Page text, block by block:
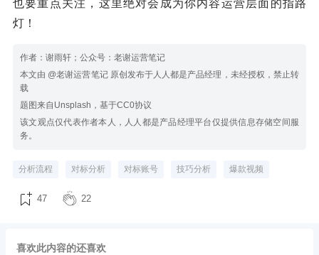
也要重点关注，这里绝对会成为你内容运营层面的指路
灯！
作者：谢雨轩；公众号：老谢运营笔记
本文由 @老谢运营笔记 原创发布于人人都是产品经理，未经授权，禁止转
载
题图来自Unsplash，基于CC0协议
该文观点仅代表作者本人，人人都是产品经理平台仅提供信息存储空间服
务。
分析流程 对标分析 对标账号 技巧分析 爆款视频
47 22
喜欢此内容的还喜欢